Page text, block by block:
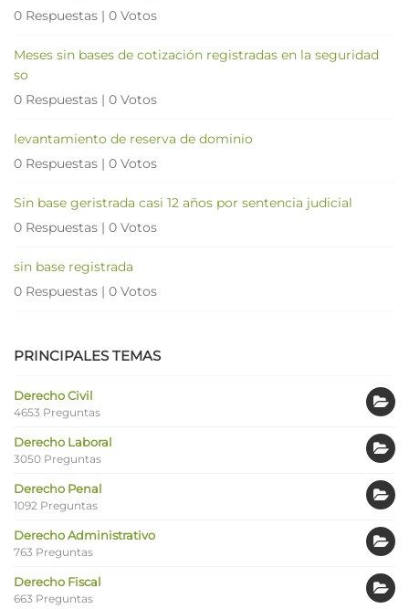
0 Respuestas | 0 Votos
Meses sin bases de cotización registradas en la seguridad
so
0 Respuestas | 0 Votos
levantamiento de reserva de dominio
0 Respuestas | 0 Votos
Sin base geristrada casi 12 años por sentencia judicial
0 Respuestas | 0 Votos
sin base registrada
0 Respuestas | 0 Votos
PRINCIPALES TEMAS
Derecho Civil
4653 Preguntas
Derecho Laboral
3050 Preguntas
Derecho Penal
1092 Preguntas
Derecho Administrativo
763 Preguntas
Derecho Fiscal
663 Preguntas